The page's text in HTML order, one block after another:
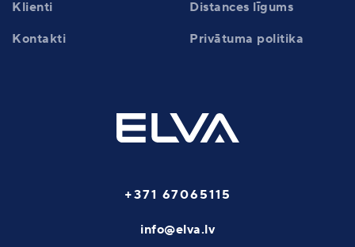
Klienti
Kontakti
Distances līgums
Privātuma politika
+371 67065115
info@elva.lv